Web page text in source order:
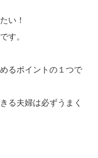
い！
です。
るポイントの１つで
る夫婦は必ずうまく